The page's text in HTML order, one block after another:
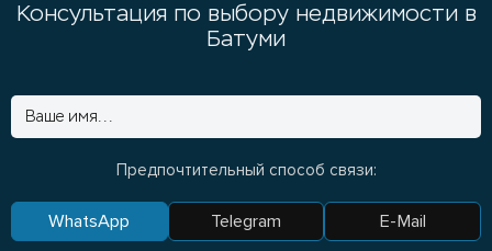
Консультация по выбору недвижимости в
Батуми
Предпочтительный способ связи:
WhatsApp Telegram E-Mail